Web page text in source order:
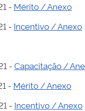
- Mérito / Anexo
- Incentivo / Anexo
- Capacitação /
- Mérito / Anexo
- Incentivo / Anexo